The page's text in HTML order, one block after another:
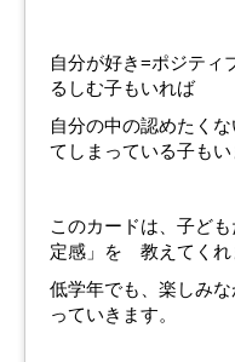
自分が好き=ポジティ
るしむ子もいれば
自分の中の認めたく
てしまっている子もい
このカードは、子ど
定感」を 教えてくれ
低学年でも、楽しみ
っていきます。